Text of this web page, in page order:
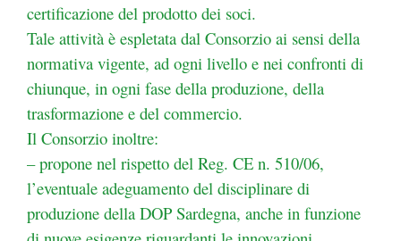
certificazione del prodotto dei soci.
Tale attività è espletata dal Consorzio ai sensi della
normativa vigente, ad ogni livello e nei confronti di
chiunque, in ogni fase della produzione, della
trasformazione e del commercio.
Il Consorzio inoltre:
– propone nel rispetto del Reg. CE n. 510/06,
l’eventuale adeguamento del disciplinare di
produzione della DOP Sardegna, anche in funzione